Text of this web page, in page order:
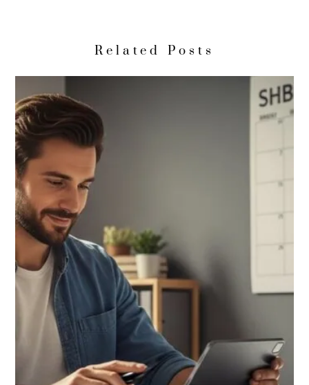
Related Posts